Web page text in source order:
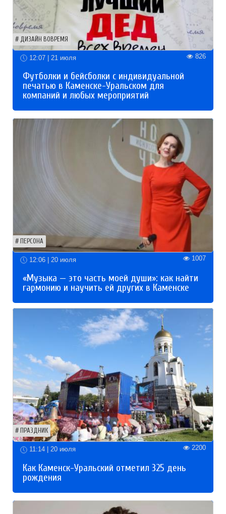
ДИЗАЙН ВОВРЕМЯ
12:07 | 21 июля 826
Футболки и бейсболки с индивидуальной
печатью в Каменске-Уральском для
компаний и любых мероприятий
ПЕРСОНА
12:06 | 20 июля 1007
«Музыка — это часть моей души»: как найти
гармонию и научить ей других в Каменске
ПРАЗДНИК
11:14 | 20 июля 2200
Как Каменск-Уральский отметил 325 день
рождения